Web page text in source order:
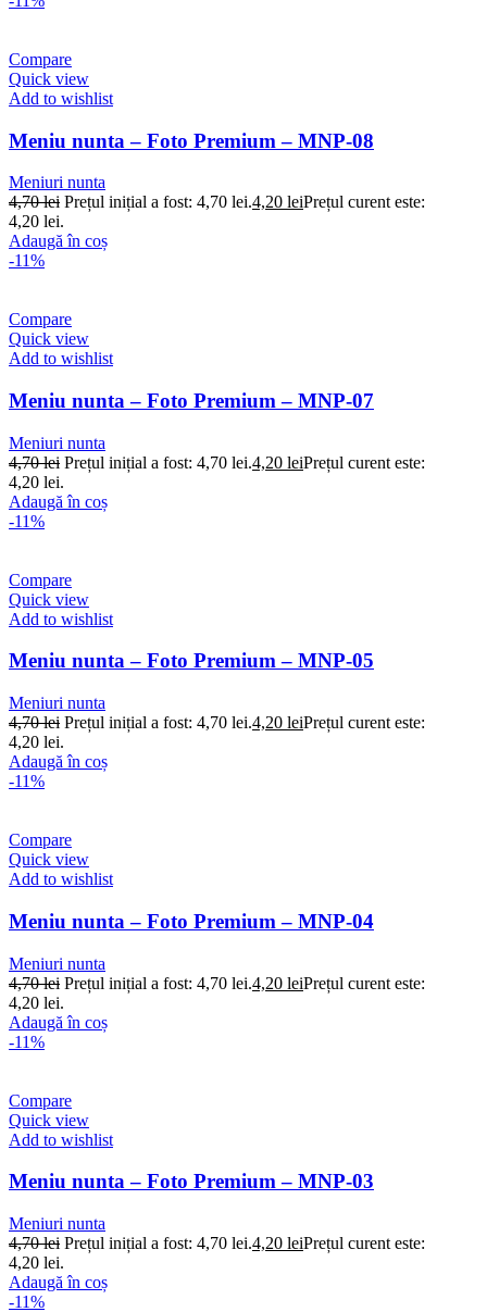
Compare
Quick view
Add to wishlist
Meniu nunta – Foto Premium – MNP-08
Meniuri nunta
4,70lei Prețul inițial a fost: 4,70 lei.4,20 leiPrețul curent este:
4,20 lei.
Adaugă în coș
-11%
Compare
Quick view
Add to wishlist
Meniu nunta – Foto Premium – MNP-07
Meniuri nunta
4,70lei Prețul inițial a fost: 4,70 lei.4,20 leiPrețul curent este:
4,20 lei.
Adaugă în coș
-11%
Compare
Quick view
Add to wishlist
Meniu nunta – Foto Premium – MNP-05
Meniuri nunta
4,70lei Prețul inițial a fost: 4,70 lei.4,20 leiPrețul curent este:
4,20 lei.
Adaugă în coș
-11%
Compare
Quick view
Add to wishlist
Meniu nunta – Foto Premium – MNP-04
Meniuri nunta
4,70lei Prețul inițial a fost: 4,70 lei.4,20 leiPrețul curent este:
4,20 lei.
Adaugă în coș
-11%
Compare
Quick view
Add to wishlist
Meniu nunta – Foto Premium – MNP-03
Meniuri nunta
4,70lei Prețul inițial a fost: 4,70 lei.4,20 leiPrețul curent este:
4,20 lei.
Adaugă în coș
-11%